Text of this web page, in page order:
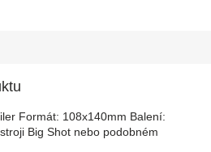
Formát: 108x140mm Balení:
Big Shot nebo podobném